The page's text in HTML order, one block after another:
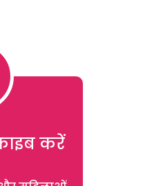
करें